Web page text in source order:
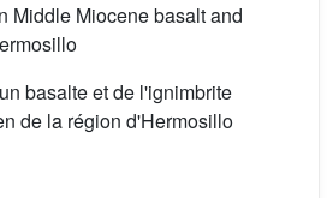
Middle Miocene basalt and
basalte et de l'ignimbrite
de la région d'Hermosillo